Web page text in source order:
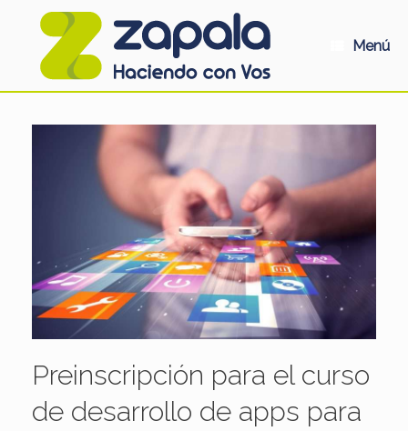
Menú
Preinscripción para el curso
de desarrollo de apps para